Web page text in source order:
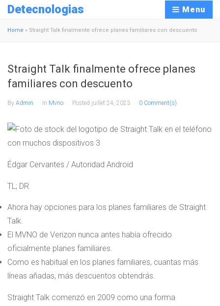
Detecnologias Menu
Home » Straight Talk finalmente ofrece planes familiares con descuento
Straight Talk finalmente ofrece planes
familiares con descuento
By Admin In Mvno Posted juillet 24, 2023 0 Comment(s)
Édgar Cervantes / Autoridad Android
TL; DR
Ahora hay opciones para los planes familiares de Straight
Talk.
El MVNO de Verizon nunca antes había ofrecido
oficialmente planes familiares.
Como es habitual en los planes familiares, cuantas más
líneas añadas, más descuentos obtendrás.
Straight Talk comenzó en 2009 como una forma